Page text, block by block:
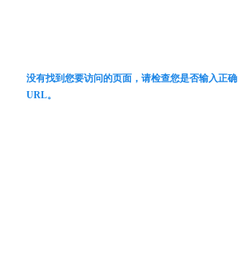
没有找到您要访问的页面，请检查您是否输入正确
URL。